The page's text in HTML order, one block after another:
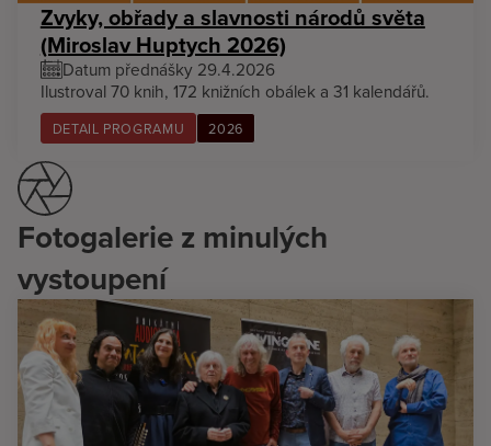
Zvyky, obřady a slavnosti národů světa
(Miroslav Huptych 2026)
Datum přednášky 29.4.2026
Ilustroval 70 knih, 172 knižních obálek a 31 kalendářů.
DETAIL PROGRAMU 2026
Fotogalerie z minulých
vystoupení